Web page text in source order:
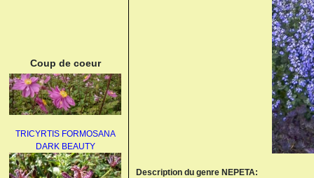
Coup de coeur
TRICYRTIS FORMOSANA
DARK BEAUTY
Description du genre NEPETA: